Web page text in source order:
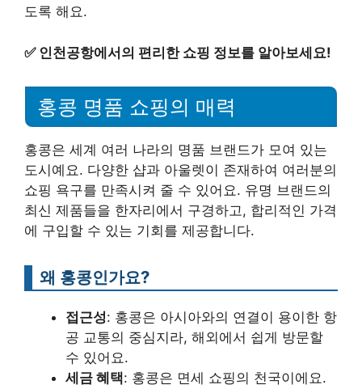
도록 해요.
✅ 인천공항에서의 편리한 쇼핑 정보를 알아보세요!
홍콩 명품 쇼핑의 매력
홍콩은 세계 여러 나라의 명품 브랜드가 모여 있는
도시예요. 다양한 샵과 아울렛이 존재하여 여러분의
쇼핑 욕구를 만족시켜 줄 수 있어요. 유명 브랜드의
최신 제품들을 한자리에서 구경하고, 합리적인 가격
에 구입할 수 있는 기회를 제공합니다.
왜 홍콩인가요?
접근성: 홍콩은 아시아와의 연결이 용이한 항
공 교통의 중심지라, 해외에서 쉽게 방문할
수 있어요.
세금 혜택: 홍콩은 면세 쇼핑의 천국이에요.